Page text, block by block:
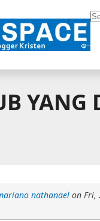
nathanaelon Fri,